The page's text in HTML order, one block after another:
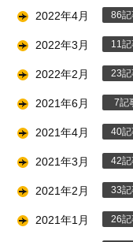
2022年4月 86
2022年3月 11
2022年2月 23
2021年6月 7
2021年4月 40
2021年3月 42
2021年2月 33
2021年1月 26